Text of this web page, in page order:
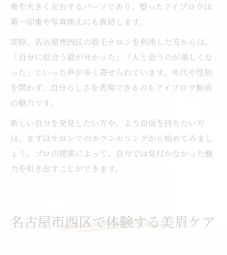
象を大きく左右するパーツであり、整ったアイブロウは
第一印象や写真映えにも直結します。
実際、名古屋市西区の眉毛サロンを利用した方からは、
「自分に似合う眉が分かった」「人と会うのが楽しくな
った」といった声が多く寄せられています。年代や性別
を問わず、自分らしさを表現できるのもアイブロウ施術
の魅力です。
新しい自分を発見したい方や、より自信を持ちたい方
は、まずはサロンでのカウンセリングから始めてみまし
ょう。プロの提案によって、自分では気付かなかった魅
力を引き出すことができます。
名古屋市西区で体験する美眉ケア